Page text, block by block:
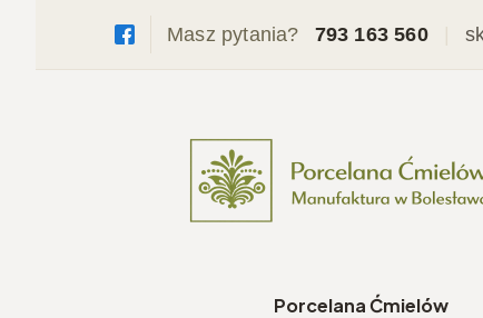
Masz pytania? 793 163 560
Porcelana Ćmielów